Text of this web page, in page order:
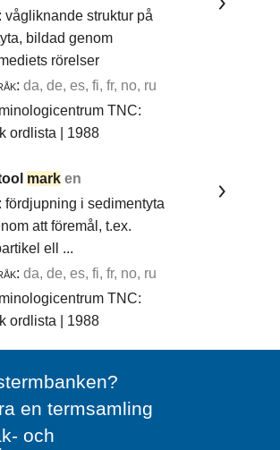
vågliknande struktur på
bildad genom
rörelser
da, de, es, fi, fr, no, ru
TNC:
ordlista | 1988
mark en
fördjupning i sedimentyta
att föremål, t.ex.
ell ...
da, de, es, fi, fr, no, ru
TNC:
ordlista | 1988
en termsamling
och